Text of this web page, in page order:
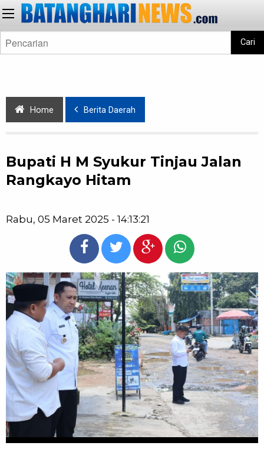
Cari
Home Berita Daerah
Bupati H M Syukur Tinjau Jalan
Rangkayo Hitam
Rabu, 05 Maret 2025 - 14:13:21